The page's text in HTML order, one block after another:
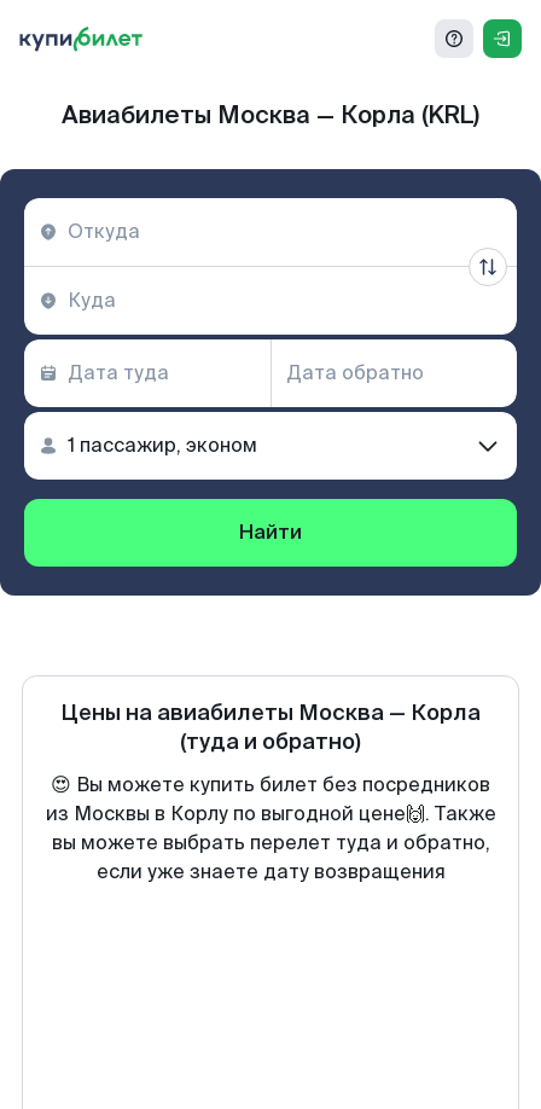
Авиабилеты Москва — Корла (KRL)
Найти
Цены на авиабилеты Москва — Корла
(туда и обратно)
😍 Вы можете купить билет без посредников
из Москвы в Корлу по выгодной цене🙌. Также
вы можете выбрать перелет туда и обратно,
если уже знаете дату возвращения